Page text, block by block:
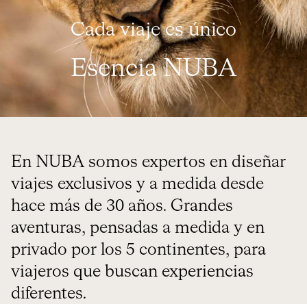
Cada viaje es único
Esencia NUBA
En NUBA somos expertos en diseñar
viajes exclusivos y a medida desde
hace más de 30 años. Grandes
aventuras, pensadas a medida y en
privado por los 5 continentes, para
viajeros que buscan experiencias
diferentes.